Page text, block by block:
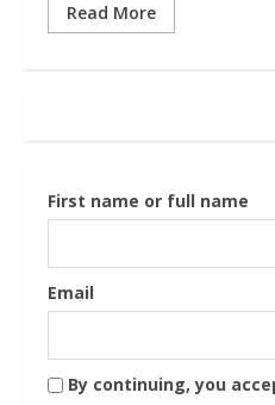
Read More
First name or full name
Email
By continuing, you